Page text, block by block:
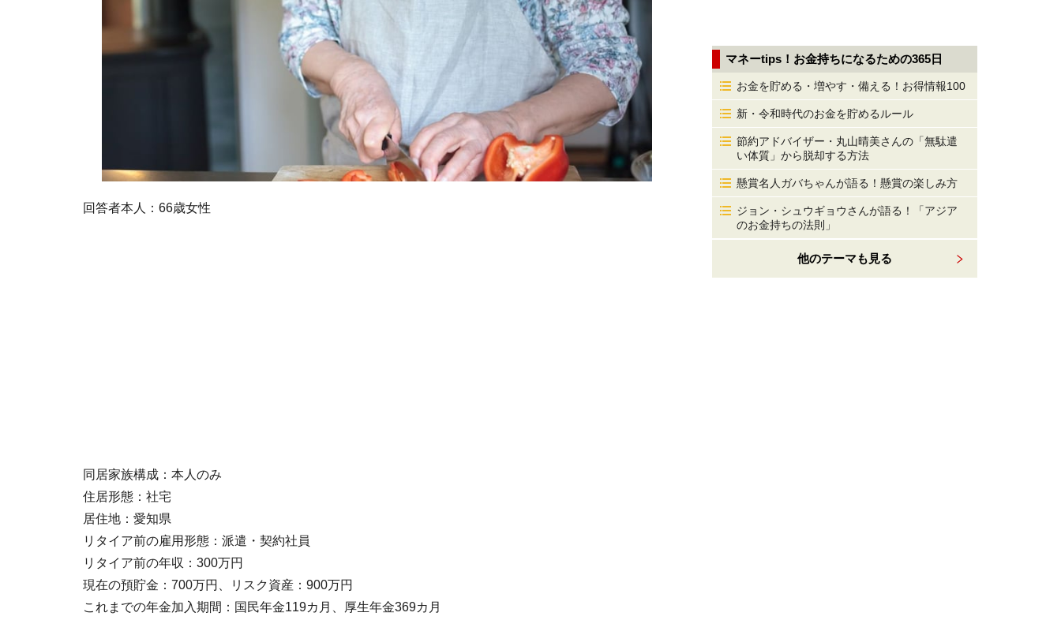
回答者本人：66歳女性
同居家族構成：本人のみ
住居形態：社宅
居住地：愛知県
リタイア前の雇用形態：派遣・契約社員
リタイア前の年収：300万円
現在の預貯金：700万円、リスク資産：900万円
これまでの年金加入期間：国民年金119カ月、厚生年金369カ月
マネーtips！お金持ちになるための365日
お金を貯める・増やす・備える！お得情報100
新・令和時代のお金を貯めるルール
節約アドバイザー・丸山晴美さんの「無駄遣
い体質」から脱却する方法
懸賞名人ガバちゃんが語る！懸賞の楽しみ方
ジョン・シュウギョウさんが語る！「アジア
のお金持ちの法則」
他のテーマも見る